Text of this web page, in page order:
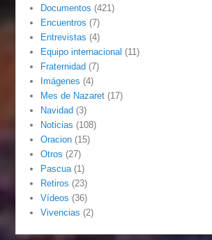
Documentos (421)
Encuentros (7)
Entrevistas (4)
Equipo internacional (11)
Fraternidad (7)
Imágenes (4)
Mes de Nazaret (17)
Navidad (3)
Noticias (108)
Oracion (15)
Otros (27)
Pascua(1)
Retiros (23)
Vídeos (36)
Vivencias (2)